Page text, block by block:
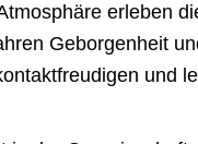
erleben
Geborgenheit
und